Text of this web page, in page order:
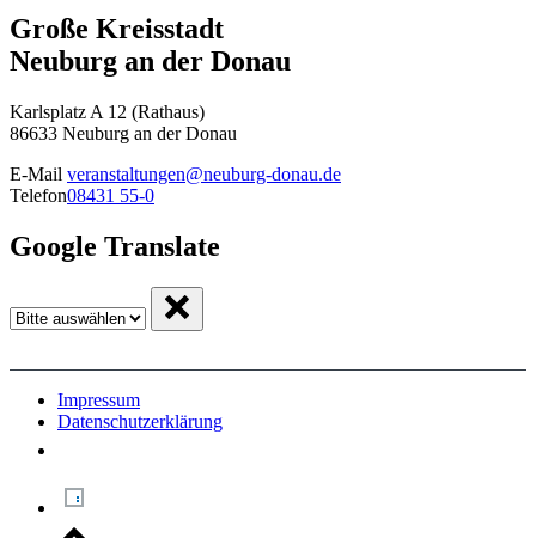
Große Kreisstadt
Neuburg an der Donau
Karlsplatz A 12 (Rathaus)
86633 Neuburg an der Donau
E-Mail veranstaltungen@neuburg-donau.de
Telefon08431 55-0
Google Translate
Impressum
Datenschutzerklärung